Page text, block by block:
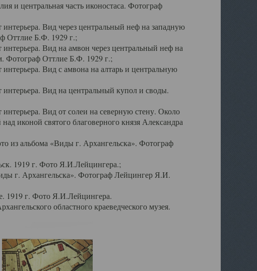
и центральная часть иконостаса. Фотограф
Вид через центральный неф на западную
Оттлие Б.Ф. 1929 г.;
Вид на амвон через центральный неф на
Фотограф Оттлие Б.Ф. 1929 г.;
Вид с амвона на алтарь и центральную
Вид на центральный купол и своды.
Вид от солеи на северную стену. Около
иконой святого благоверного князя Александра
альбома «Виды г. Архангельска». Фотограф
1919 г. Фото Я.И.Лейцингера.;
г. Архангельска». Фотограф Лейцингер Я.И.
1919 г. Фото Я.И.Лейцингера.
областного краеведческого музея.